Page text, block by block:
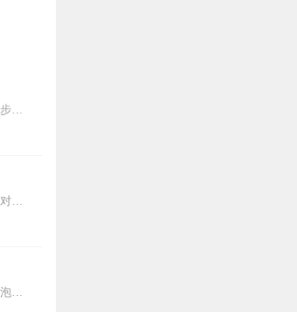
内容简介生日惨遭爱人与闺蜜双重背叛，她含恨离世，意外穿越成天烈国被毁容辱身的废后莫丹儿。深宫权谋步步惊心，江湖阴谋暗流涌动。偏执帝王、邪魅盟主、温润公子、...
【内容简介】灾变过后，大地满目疮痍。粮食匮乏，资源紧俏，局势混乱……一位从待规划区杀出来的青年，背对着漫天黄沙，孤身来到九区谋生，却不曾想偶然结识三五好友，一念...
【冒泡有奖】听说杨千幻那厮要与我一较高下，我许七安要开始装叉了！快进入声音播放页戳下方输入框，冒个泡偷偷告诉我，我要用哪些诗词才能胜过他？说得好的，有赏！202...